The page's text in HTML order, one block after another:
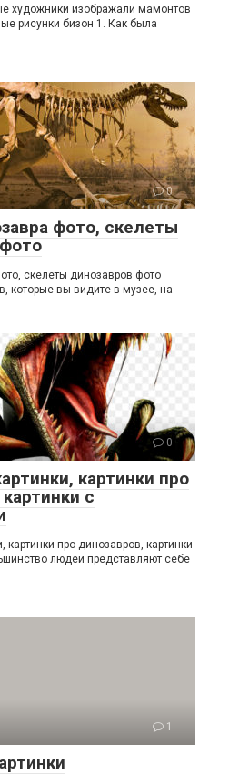
художники изображали мамонтов
рисунки бизон 1. Как была
0
фото, скелеты
скелеты динозавров фото
которые вы видите в музее, на
0
картинки про
с
картинки про динозавров, картинки
людей представляют себе
1